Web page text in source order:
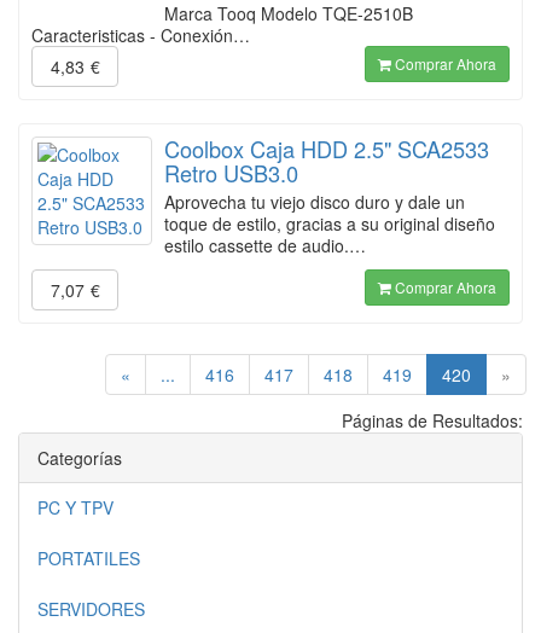
Marca Tooq Modelo TQE-2510B
Caracteristicas - Conexión…
4,83 € Comprar Ahora
Coolbox Caja HDD 2.5" SCA2533
Retro USB3.0
Aprovecha tu viejo disco duro y dale un
toque de estilo, gracias a su original diseño
estilo cassette de audio.…
7,07 € Comprar Ahora
« ... 416 417 418 419 420 (current)
»
Páginas de Resultados:
Categorías
PC Y TPV
PORTATILES
SERVIDORES